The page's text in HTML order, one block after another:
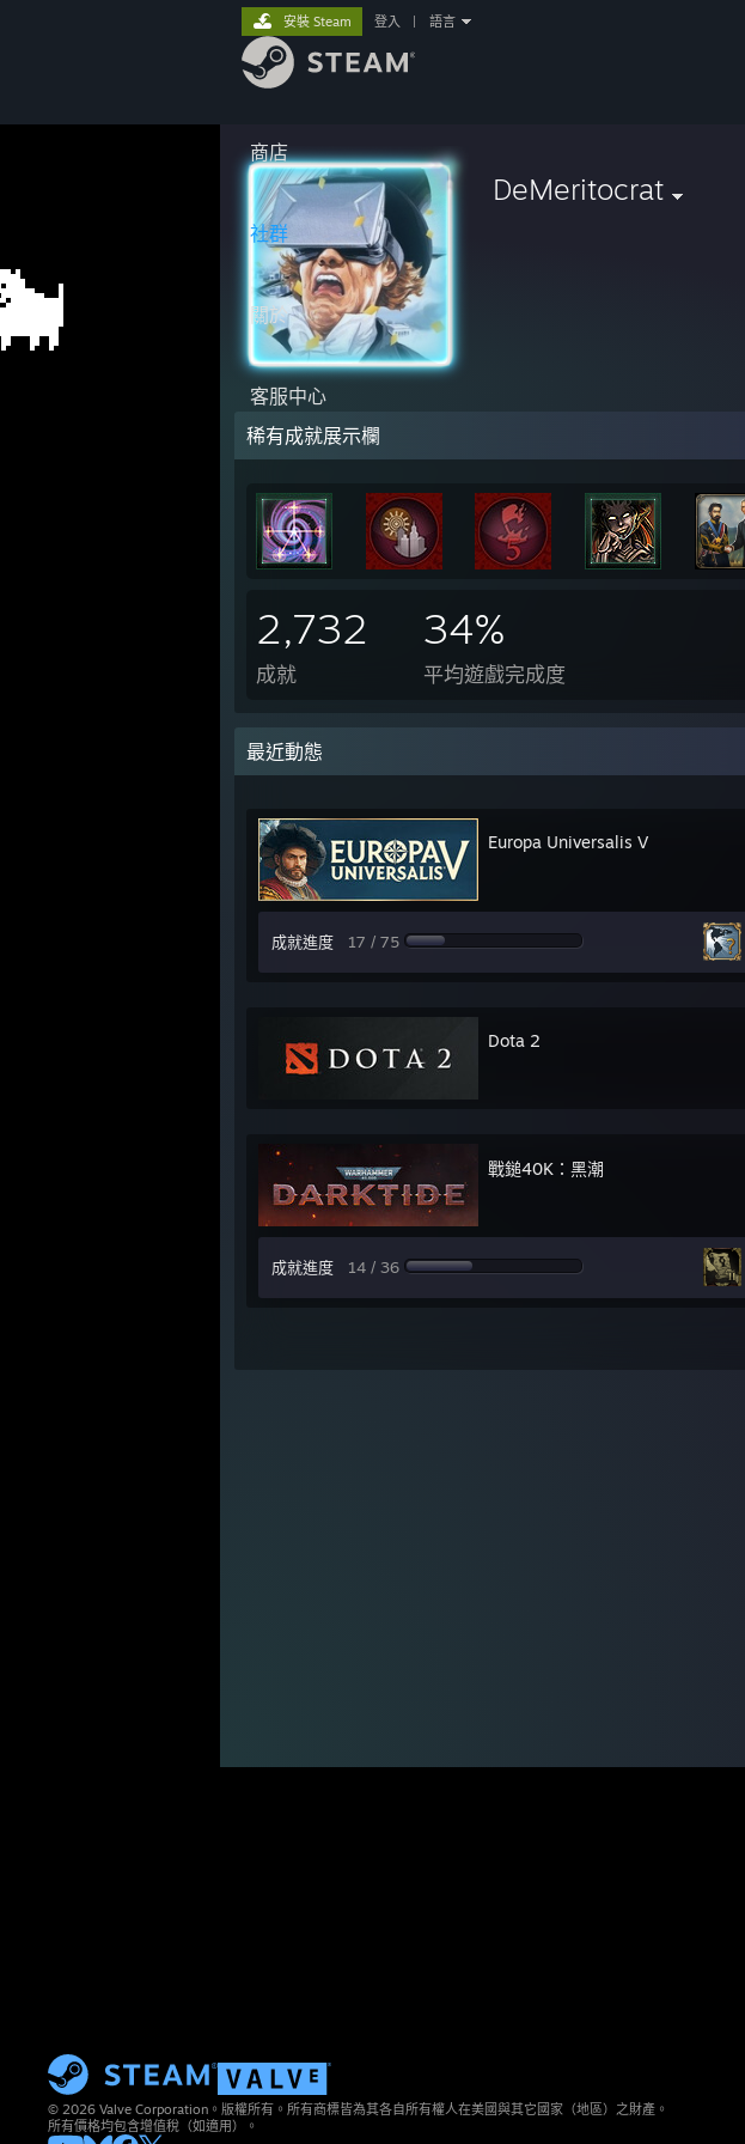
商店
社群
關於
客服中心
安裝 Steam 登入 語言
DeMeritocrat
稀有成就展示欄
2,732
成就
34%
平均遊戲完成度
最近動態
Europa Universalis V
成就進度 17 / 75
Dota 2
戰鎚40K：黑潮
成就進度 14 / 36
© 2026 Valve Corporation。版權所有。所有商標皆為其各自所有權人在美國與其它國家（地區）之財產。
所有價格均包含增值稅（如適用）。